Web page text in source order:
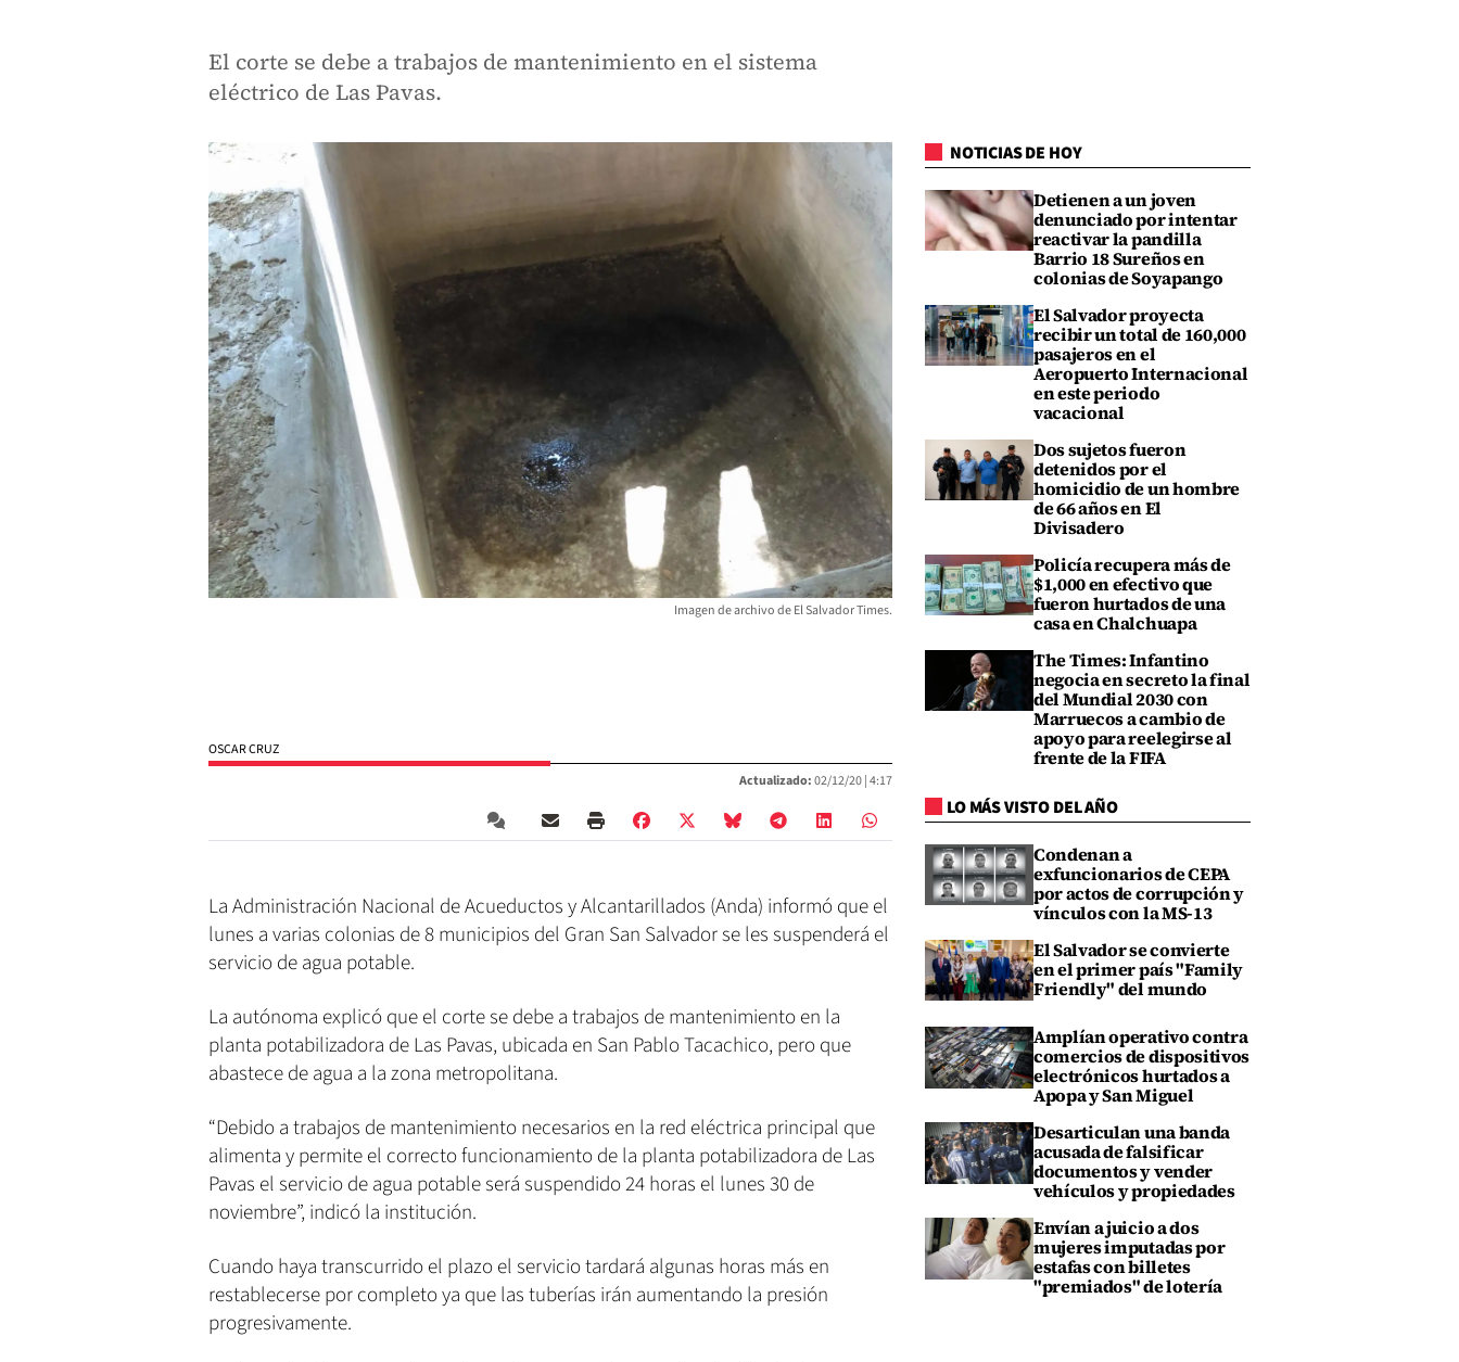
El corte se debe a trabajos de mantenimiento en el sistema
eléctrico de Las Pavas.
Imagen de archivo de El Salvador Times.
OSCAR CRUZ
Actualizado:02/12/20 |4:17
La Administración Nacional de Acueductos y Alcantarillados (Anda) informó que el
lunes a varias colonias de 8 municipios del Gran San Salvador se les suspenderá el
servicio de agua potable.
La autónoma explicó que el corte se debe a trabajos de mantenimiento en la
planta potabilizadora de Las Pavas, ubicada en San Pablo Tacachico, pero que
abastece de agua a la zona metropolitana.
“Debido a trabajos de mantenimiento necesarios en la red eléctrica principal que
alimenta y permite el correcto funcionamiento de la planta potabilizadora de Las
Pavas el servicio de agua potable será suspendido 24 horas el lunes 30 de
noviembre”, indicó la institución.
Cuando haya transcurrido el plazo el servicio tardará algunas horas más en
restablecerse por completo ya que las tuberías irán aumentando la presión
progresivamente.
NOTICIAS DE HOY
Detienen a un joven
denunciado por intentar
reactivar la pandilla
Barrio 18 Sureños en
colonias de Soyapango
El Salvador proyecta
recibir un total de 160,000
pasajeros en el
Aeropuerto Internacional
en este periodo
vacacional
Dos sujetos fueron
detenidos por el
homicidio de un hombre
de 66 años en El
Divisadero
Policía recupera más de
$1,000 en efectivo que
fueron hurtados de una
casa en Chalchuapa
The Times: Infantino
negocia en secreto la final
del Mundial 2030 con
Marruecos a cambio de
apoyo para reelegirse al
frente de la FIFA
LO MÁS VISTO DEL AÑO
Condenan a
exfuncionarios de CEPA
por actos de corrupción y
vínculos con la MS-13
El Salvador se convierte
en el primer país "Family
Friendly" del mundo
Amplían operativo contra
comercios de dispositivos
electrónicos hurtados a
Apopa y San Miguel
Desarticulan una banda
acusada de falsificar
documentos y vender
vehículos y propiedades
Envían a juicio a dos
mujeres imputadas por
estafas con billetes
"premiados" de lotería